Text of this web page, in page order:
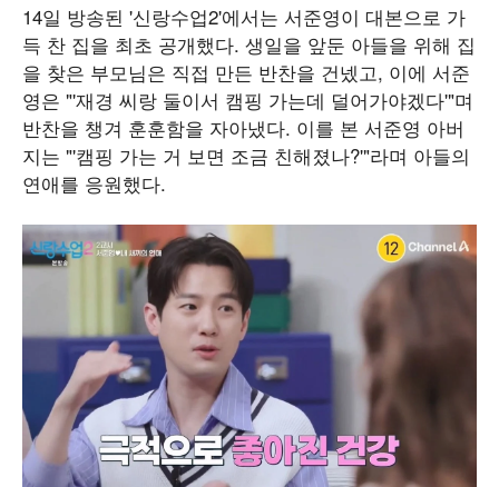
14일 방송된 '신랑수업2'에서는 서준영이 대본으로 가
득 찬 집을 최초 공개했다. 생일을 앞둔 아들을 위해 집
을 찾은 부모님은 직접 만든 반찬을 건넸고, 이에 서준
영은 "'재경 씨랑 둘이서 캠핑 가는데 덜어가야겠다'"며
반찬을 챙겨 훈훈함을 자아냈다. 이를 본 서준영 아버
지는 "'캠핑 가는 거 보면 조금 친해졌나?'"라며 아들의
연애를 응원했다.